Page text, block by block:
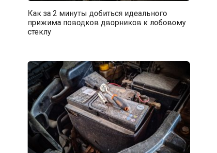
Как за 2 минуты добиться идеального
прижима поводков дворников к лобовому
стеклу